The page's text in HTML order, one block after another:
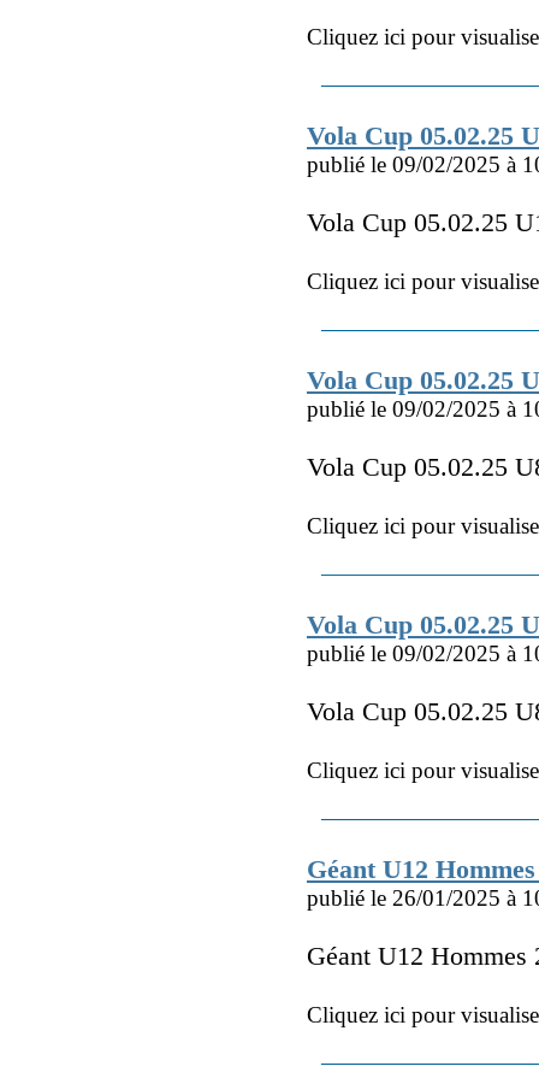
Cliquez ici pour
Vola Cup 05.02.25
publié le 09/02/2025 à
Vola Cup 05.02.25
Cliquez ici pour
Vola Cup 05.02.25
publié le 09/02/2025 à
Vola Cup 05.02.25
Cliquez ici pour
Vola Cup 05.02.25
publié le 09/02/2025 à
Vola Cup 05.02.25
Cliquez ici pour
Géant U12
publié le 26/01/2025 à
Géant U12 Hommes
Cliquez ici pour